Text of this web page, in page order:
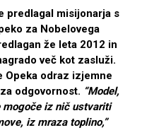
predlagal misijonarja s
za Nobelovega
že leta 2012 in
več kot zasluži.
Opeka odraz izjemne
odgovornost. “Model,
mogoče iz nič ustvariti
iz mraza toplino,”